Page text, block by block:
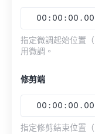
00 : 00 : 00 . 00
指定微調起始位置
用微調。
修剪端
00 : 00 : 00 . 00
指定修剪結束位置